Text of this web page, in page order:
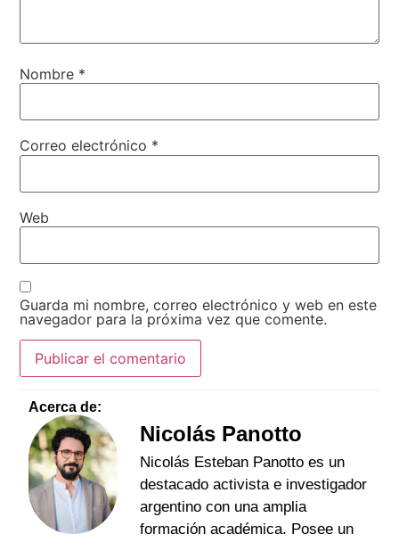
Nombre *
Correo electrónico *
Web
Guarda mi nombre, correo electrónico y web en este
navegador para la próxima vez que comente.
Acerca de:
Nicolás Panotto
Nicolás Esteban Panotto es un
destacado activista e investigador
argentino con una amplia
formación académica. Posee un